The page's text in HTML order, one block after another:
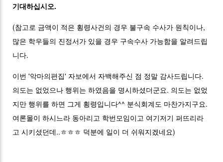
기대하십시오.
(참고로 금액이 적은 횡령사건의 경우 불구속 수사가 원칙이나,
많은 학우들의 진정서가 있을 경우 구속수사 가능함을 알려드립
니다.
이번 '악마의편집' 자보에서 자백해주신 점 정말 감사드립니다.
의도는 없었으나 행위는 하였음을 명시하셨더군요. 의도는 없었
지만 행위를 하면 그게 횡령입니다^^ 분식회계도 마찬가지구요.
여론몰이 하시느라 동아리고 학번모임이고 여기저기 퍼뜨리라
고 시키셨던데..ㅎㅎㅎ 덕분에 일이 더 쉬워지겠네요)